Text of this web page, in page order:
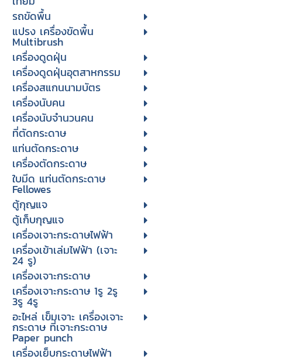
รถขัดพื้น
แปรง เครื่องขัดพื้น
Multibrush
เครื่องดูดฝุ่น
เครื่องดูดฝุ่นอุตสาหกรรม
เครื่องสแกนนามบัตร
เครื่องนับคน
เครื่องนับจํานวนคน
ที่ตัดกระดาษ
แท่นตัดกระดาษ
เครื่องตัดกระดาษ
ใบมีด แท่นตัดกระดาษ
Fellowes
ตู้กุญแจ
ตู้เก็บกุญแจ
เครื่องเจาะกระดาษไฟฟ้า
เครื่องเข้าเล่มไฟฟ้า (เจาะ
24 รู)
เครื่องเจาะกระดาษ
เครื่องเจาะกระดาษ 1รู 2รู
3รู 4รู
อะไหล่ เข็มเจาะ เครื่องเจาะ
กระดาษ ที่เจาะกระดาษ
Paper punch
เครื่องเย็บกระดาษไฟฟ้า